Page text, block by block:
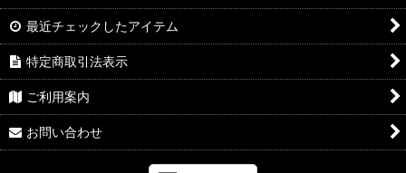
最近チェックしたアイテム
特定商取引法表示
ご利用案内
お問い合わせ